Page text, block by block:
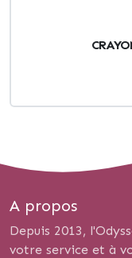
A propos
Depuis 2013,
votre service et à